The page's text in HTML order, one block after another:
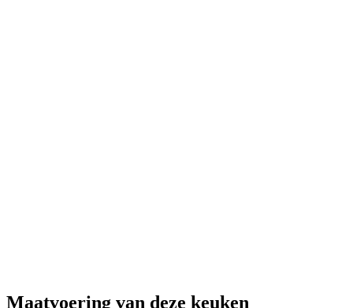
Maatvoering van deze keuken